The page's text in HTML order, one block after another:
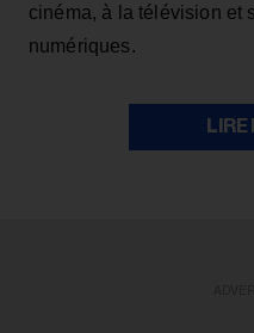
cinéma, à la télévision et
numériques.